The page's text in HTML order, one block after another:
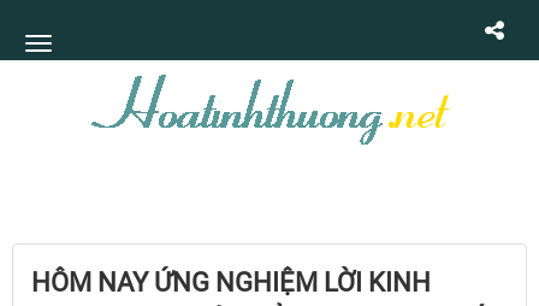
HÔM NAY ỨNG NGHIỆM LỜI KINH